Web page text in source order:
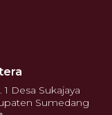
Desa Sukajaya
Sumedang